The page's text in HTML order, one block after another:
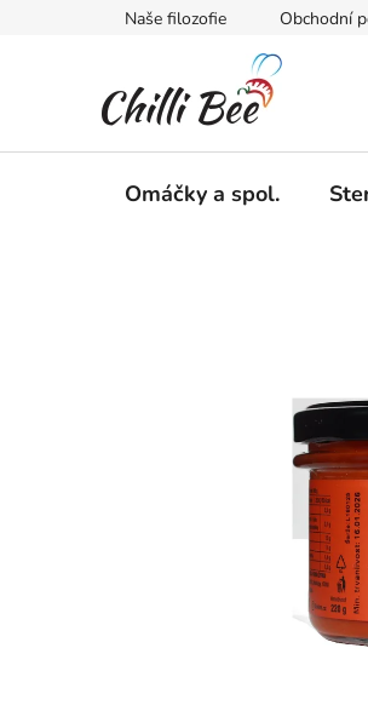
Naše filozofie Obchodní
Omáčky a spol.